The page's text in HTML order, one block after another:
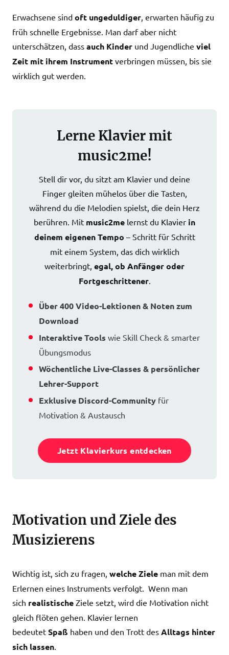
Erwachsene sind oft ungeduldiger, erwarten häufig zu
früh schnelle Ergebnisse. Man darf aber nicht
unterschätzen, dass auch Kinder und Jugendliche viel
Zeit mit ihrem Instrument verbringen müssen, bis sie
wirklich gut werden.
Lerne Klavier mit
music2me!
Stell dir vor, du sitzt am Klavier und deine
Finger gleiten mühelos über die Tasten,
während du die Melodien spielst, die dein Herz
berühren. Mit music2me lernst du Klavier in
deinem eigenen Tempo – Schritt für Schritt
mit einem System, das dich wirklich
weiterbringt, egal, ob Anfänger oder
Fortgeschrittener.
Über 400 Video-Lektionen & Noten zum
Download
Interaktive Tools wie Skill Check & smarter
Übungsmodus
Wöchentliche Live-Classes & persönlicher
Lehrer-Support
Exklusive Discord-Community für
Motivation & Austausch
Jetzt Klavierkurs entdecken
Motivation und Ziele des
Musizierens
Wichtig ist, sich zu fragen, welche Ziele man mit dem
Erlernen eines Instruments verfolgt. Wenn man
sich realistische Ziele setzt, wird die Motivation nicht
gleich flöten gehen. Klavier lernen
bedeutet Spaß haben und den Trott des Alltags hinter
sich lassen.